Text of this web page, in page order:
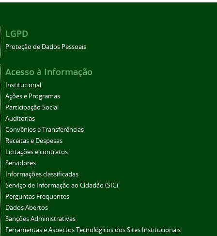
LGPD
Proteção de Dados Pessoais
Acesso à Informação
Institucional
Ações e Programas
Participação Social
Auditorias
Convênios e Transferências
Receitas e Despesas
Licitações e contratos
Servidores
Informações classificadas
Serviço de Informação ao Cidadão (SIC)
Perguntas Frequentes
Dados Abertos
Sanções Administrativas
Ferramentas e Aspectos Tecnológicos dos Sites Institucionais